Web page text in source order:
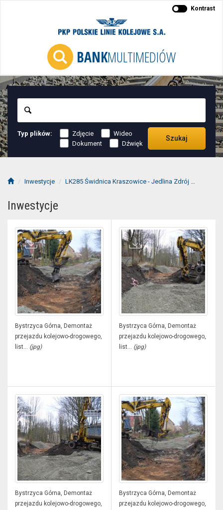
BANKMULTIMEDIÓW
Kontrast
Typ plików: Zdjęcie
Wideo
Dokument
Dźwięk
Szukaj
Inwestycje LK285 Świdnica Kraszowice - Jedlina Zdrój
Inwestycje
Bystrzyca Górna, Demontaż
przejazdu kolejowo-drogowego,
list... (jpg)
Bystrzyca Górna, Demontaż
przejazdu kolejowo-drogowego,
list... (jpg)
Bystrzyca Górna, Demontaż
przejazdu kolejowo-drogowego,
Bystrzyca Górna, Demontaż
przejazdu kolejowo-drogowego,